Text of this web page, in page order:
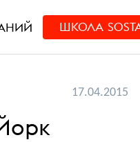
ШКОЛА
17.04.2015